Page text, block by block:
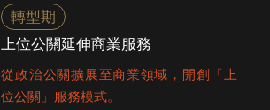
轉型期
上位公關延伸商業服務
從政治公關擴展至商業領域，開創「上
位公關」服務模式。